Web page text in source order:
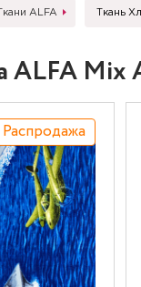
Ткани ALFA Ткань
ALFA
Распродажа